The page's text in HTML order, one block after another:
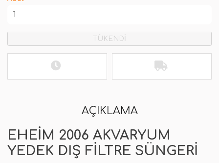
TÜKENDİ
AÇIKLAMA
EHEIM 2006 AKVARYUM
YEDEK DIŞ FILTRE SÜNGERI